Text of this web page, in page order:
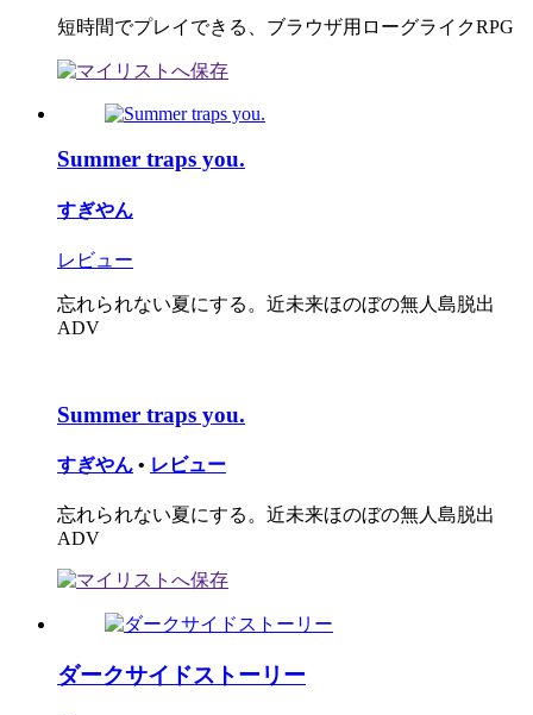
短時間でプレイできる、ブラウザ用ローグライクRPG
Summer traps you.
すぎやん
レビュー
忘れられない夏にする。近未来ほのぼの無人島脱出
ADV
Summer traps you.
すぎやん • レビュー
忘れられない夏にする。近未来ほのぼの無人島脱出
ADV
ダークサイドストーリー